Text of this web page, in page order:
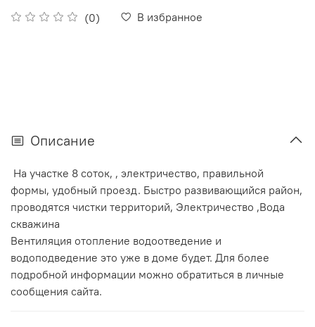
(0) В избранное
Описание
На участке 8 соток, , электричество, правильной
формы, удобный проезд. Быстро развивающийся район,
проводятся чистки территорий, Электричество ,Вода
скважина
Вентиляция отопление водоотведение и
водоподведение это уже в доме будет. Для более
подробной информации можно обратиться в личные
сообщения сайта.